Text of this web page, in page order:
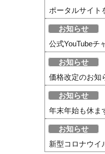
ポータルサイト
お知らせ
公式YouTubeチ
お知らせ
価格改定のお知
お知らせ
年末年始も休ま
お知らせ
新型コロナウイ